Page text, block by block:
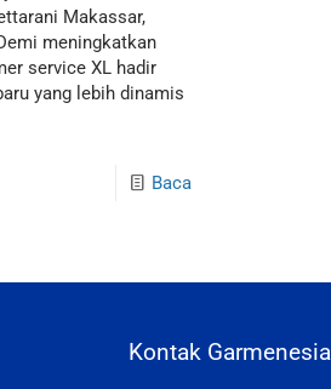
Makassar,
meningkatkan
service XL hadir
yang lebih dinamis
Baca
Kontak Garmenesia